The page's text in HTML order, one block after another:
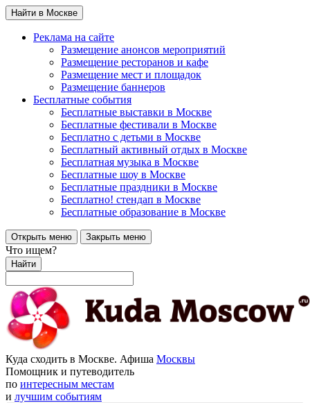
Найти в Москве
Реклама на сайте
Размещение анонсов мероприятий
Размещение ресторанов и кафе
Размещение мест и площадок
Размещение баннеров
Бесплатные события
Бесплатные выставки в Москве
Бесплатные фестивали в Москве
Бесплатно с детьми в Москве
Бесплатный активный отдых в Москве
Бесплатная музыка в Москве
Бесплатные шоу в Москве
Бесплатные праздники в Москве
Бесплатно! стендап в Москве
Бесплатные образование в Москве
Открыть меню Закрыть меню
Что ищем?
Найти
Куда сходить в Москве. Афиша Москвы
Помощник и путеводитель
по интересным местам
и лучшим событиям